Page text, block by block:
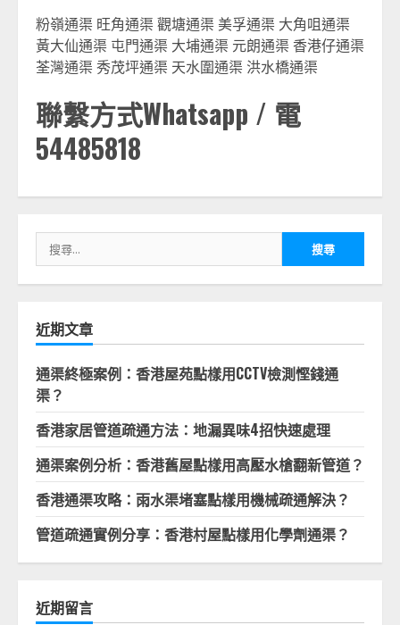
粉嶺通渠 旺角通渠 觀塘通渠 美孚通渠 大角咀通渠
黃大仙通渠 屯門通渠 大埔通渠 元朗通渠 香港仔通渠
荃灣通渠 秀茂坪通渠 天水圍通渠 洪水橋通渠
聯繫方式Whatsapp / 電
54485818
尋
關
字:
近期文章
通渠終極案例：香港屋苑點樣用CCTV檢測慳錢通
渠？
香港家居管道疏通方法：地漏異味4招快速處理
通渠案例分析：香港舊屋點樣用高壓水槍翻新管道？
香港通渠攻略：雨水渠堵塞點樣用機械疏通解決？
管道疏通實例分享：香港村屋點樣用化學劑通渠？
近期留言